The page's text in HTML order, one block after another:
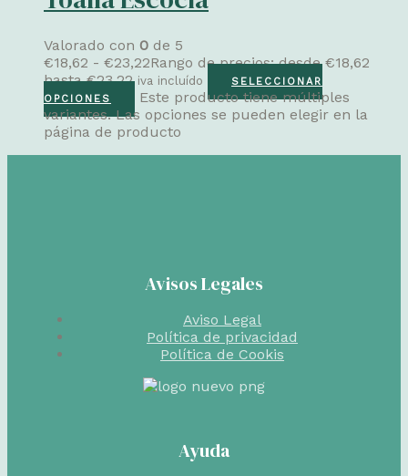
Valorado con 0 de 5
€18,62 - €23,22Rango de precios: desde €18,62
hasta €23,22 iva incluído
SELECCIONAR
OPCIONES
Este producto tiene múltiples
variantes. Las opciones se pueden elegir en la
página de producto
Avisos Legales
Aviso Legal
Política de privacidad
Política de Cookis
Ayuda